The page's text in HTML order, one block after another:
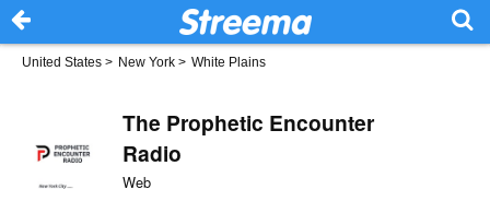
United States > New York > White Plains
The Prophetic Encounter
Radio
Web